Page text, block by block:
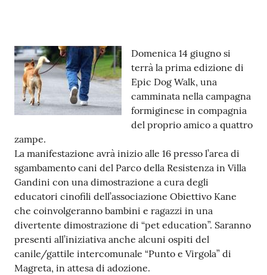
M
e
t
o
Tutti
gli
argomenti...
Seguici
su
Contenuto
Domenica 14 giugno si
terrà la prima edizione di
Epic Dog Walk, una
camminata nella campagna
formiginese in compagnia
del proprio amico a quattro
zampe.
La manifestazione avrà inizio alle 16 presso l’area di
sgambamento cani del Parco della Resistenza in Villa
Gandini con una dimostrazione a cura degli
educatori cinofili dell’associazione Obiettivo Kane
che coinvolgeranno bambini e ragazzi in una
divertente dimostrazione di “pet education”. Saranno
presenti all’iniziativa anche alcuni ospiti del
canile/gattile intercomunale “Punto e Virgola” di
Magreta, in attesa di adozione.